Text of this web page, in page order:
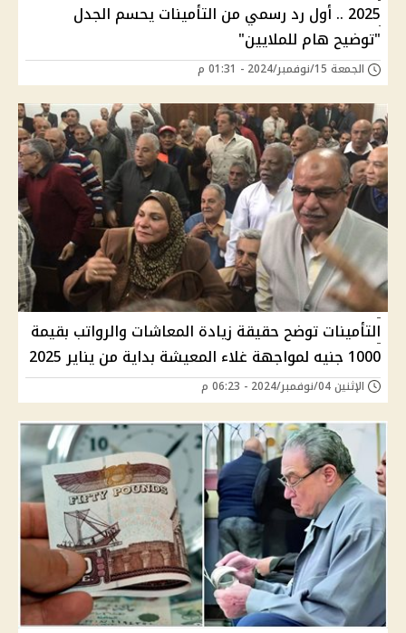
2025 .. أول رد رسمي من التأمينات يحسم الجدل
"توضيح هام للملايين"
الجمعة 15/نوفمبر/2024 - 01:31 م
التأمينات توضح حقيقة زيادة المعاشات والرواتب بقيمة
1000 جنيه لمواجهة غلاء المعيشة بداية من يناير 2025
الإثنين 04/نوفمبر/2024 - 06:23 م